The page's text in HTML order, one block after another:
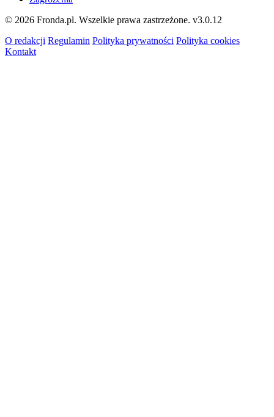
© 2026 Fronda.pl. Wszelkie prawa zastrzeżone. v3.0.12
O redakcji Regulamin Polityka prywatności Polityka cookies
Kontakt